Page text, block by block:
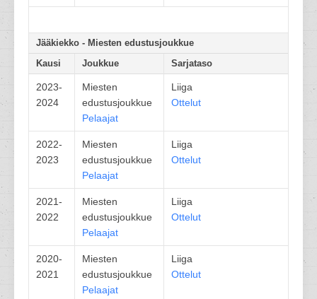
Jääkiekko - Miesten edustusjoukkue
Kausi
Joukkue Sarjataso
2023-
2024
Miesten
edustusjoukkue
Pelaajat
Liiga
Ottelut
2022-
2023
Miesten
edustusjoukkue
Pelaajat
Liiga
Ottelut
2021-
2022
Miesten
edustusjoukkue
Pelaajat
Liiga
Ottelut
2020-
2021
Miesten
edustusjoukkue
Pelaajat
Liiga
Ottelut